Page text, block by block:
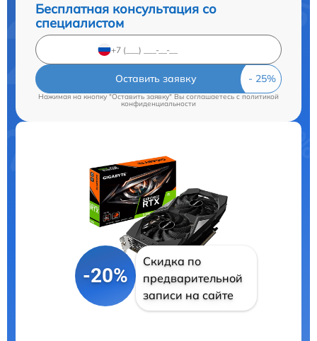
Бесплатная консультация со
специалистом
Оставить заявку
Нажимая на кнопку "Оставить заявку" Вы соглашаетесь c политикой
конфиденциальности
-20%
Скидка по
предварительной
записи на сайте